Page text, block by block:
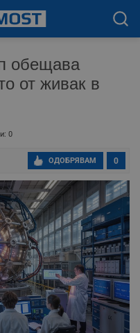
обещава
от живак в
0
0
ОДОБРЯВАМ